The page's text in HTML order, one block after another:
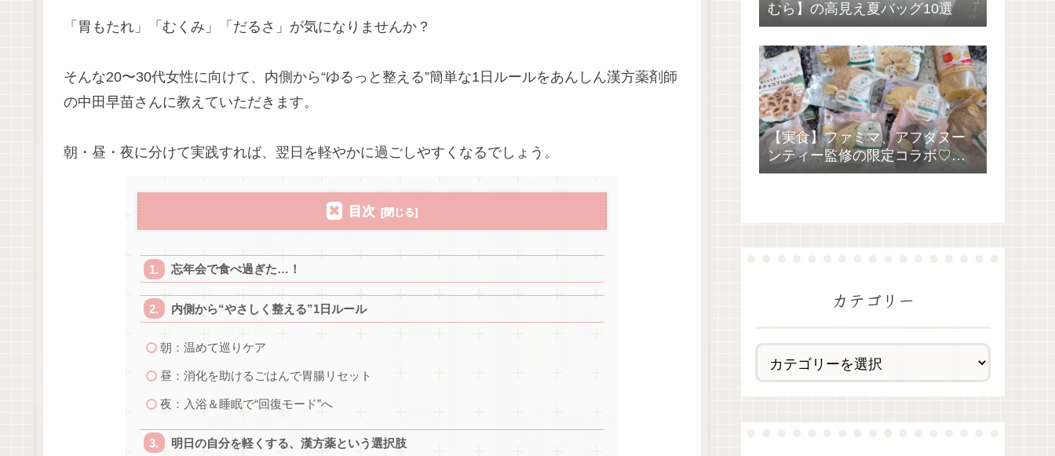
「胃もたれ」「むくみ」「だるさ」が気になりませんか？
そんな20〜30代女性に向けて、内側から“ゆるっと整える”簡単な1日ルールをあんしん漢方薬剤師
の中田早苗さんに教えていただきます。
朝・昼・夜に分けて実践すれば、翌日を軽やかに過ごしやすくなるでしょう。
目次
忘年会で食べ過ぎた…！
内側から“やさしく整える”1日ルール
朝：温めて巡りケア
昼：消化を助けるごはんで胃腸リセット
夜：入浴＆睡眠で“回復モード”へ
明日の自分を軽くする、漢方薬という選択肢
むら】の高見え夏バッグ10選
【実食】ファミマ、アフタヌー
ンティー監修の限定コラボ♡過
去最多全28種類が絶品過ぎた！
カテゴリー